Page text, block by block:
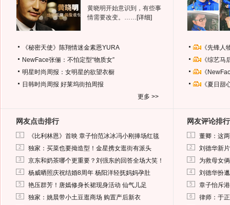
黄晓明开始意识到，有些事
情需要改变。…… [详细]
《秘密天使》陈翔情迷金素恩YURA
NewFace张俪：不怕定型“物质女”
明星时尚周报：女明星的欲望衣橱
日韩时尚周报 好莱坞街拍周报
更多 >>
《先锋
《综艺
《
《夏日
网友点击排行
1 《比利林恩》首映 章子怡范冰冰冯小刚捧场红毯
2 独家：买菜也要拗造型！金星携女逛街有派头
3 京东和奶茶哪个更重要？刘强东的回答全场大笑！
4 杨威晒照庆祝结婚8周年 杨阳洋轻抚妈妈孕肚
5 艳压群芳！唐嫣修身长裙现身活动 仙气儿足
6 独家：姚晨带小土豆逛商场 购置产后新衣
网友评论排行
1 董卿：这
2 刘德华新
3 为救母女
4 刘德华扮
5 章子怡斥
6 律师：于